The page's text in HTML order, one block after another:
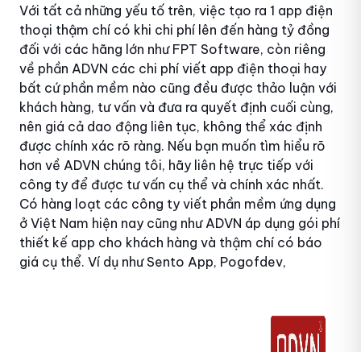
Với tất cả những yếu tố trên, việc tạo ra 1 app điện
thoại thậm chí có khi chi phí lên đến hàng tỷ đồng
đối với các hãng lớn như FPT Software, còn riêng
về phần ADVN các chi phí viết app điện thoại hay
bất cứ phần mềm nào cũng đều được thảo luận với
khách hàng, tư vấn và đưa ra quyết định cuối cùng,
nên giá cả dao động liên tục, không thể xác định
được chính xác rõ ràng. Nếu bạn muốn tìm hiểu rõ
hơn về ADVN chúng tôi, hãy liên hệ trực tiếp với
công ty để được tư vấn cụ thể và chính xác nhất.
Có hàng loạt các công ty viết phần mềm ứng dụng
ở Việt Nam hiện nay cũng như ADVN áp dụng gói phí
thiết kế app cho khách hàng và thậm chí có báo
giá cụ thể. Ví dụ như Sento App, Pogofdev,